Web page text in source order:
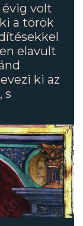
évig volt
a török
elavult
ki az
s